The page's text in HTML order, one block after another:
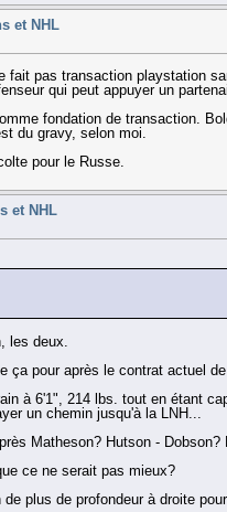
et NHL
pas transaction playstation
qui peut appuyer un
fondation de transaction.
du gravy, selon moi.
pour le Russe.
et NHL
les deux.
ça pour après le contrat actuel
à 6'1", 214 lbs. tout en étant
un chemin jusqu'à la LNH...
Matheson? Hutson - Dobson?
ce ne serait pas mieux?
plus de profondeur à droite